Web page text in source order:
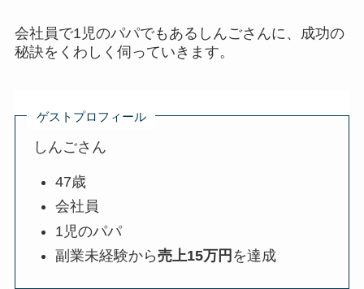
会社員で1児のパパでもあるしんごさんに、成功の
秘訣をくわしく伺っていきます。
ゲストプロフィール
しんごさん
47歳
会社員
1児のパパ
副業未経験から売上15万円 を達成